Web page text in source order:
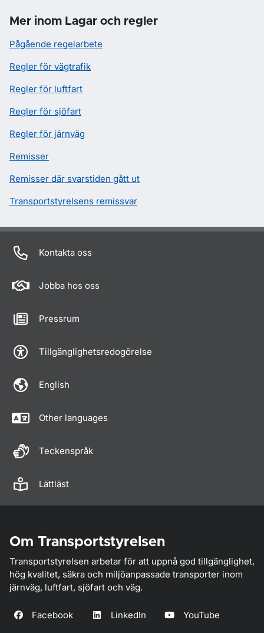
Mer inom Lagar och regler
Pågående regelarbete
Regler för vägtrafik
Regler för luftfart
Regler för sjöfart
Regler för järnväg
Remisser
Remisser där svarstiden gått ut
Transportstyrelsens remissvar
Kontakta oss
Jobba hos oss
Pressrum
Tillgänglighetsredogörelse
English
Other languages
Teckenspråk
Lättläst
Om Transportstyrelsen
Transportstyrelsen arbetar för att uppnå god tillgänglighet,
hög kvalitet, säkra och miljöanpassade transporter inom
järnväg, luftfart, sjöfart och väg.
Facebook LinkedIn YouTube